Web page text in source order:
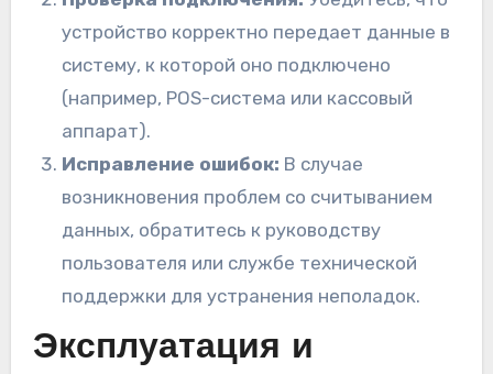
устройство корректно передает данные в
систему, к которой оно подключено
(например, POS-система или кассовый
аппарат).
Исправление ошибок: В случае
возникновения проблем со считыванием
данных, обратитесь к руководству
пользователя или службе технической
поддержки для устранения неполадок.
Эксплуатация и